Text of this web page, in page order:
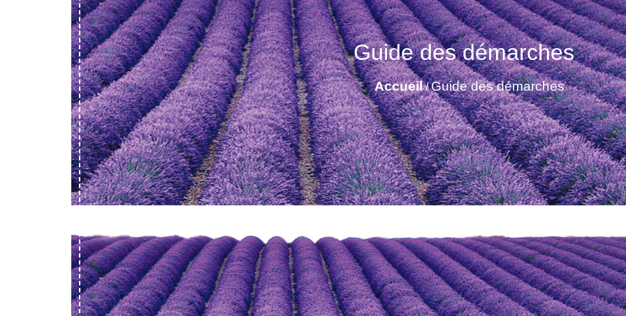
Guide des démarches
Accueil/Guide des démarches